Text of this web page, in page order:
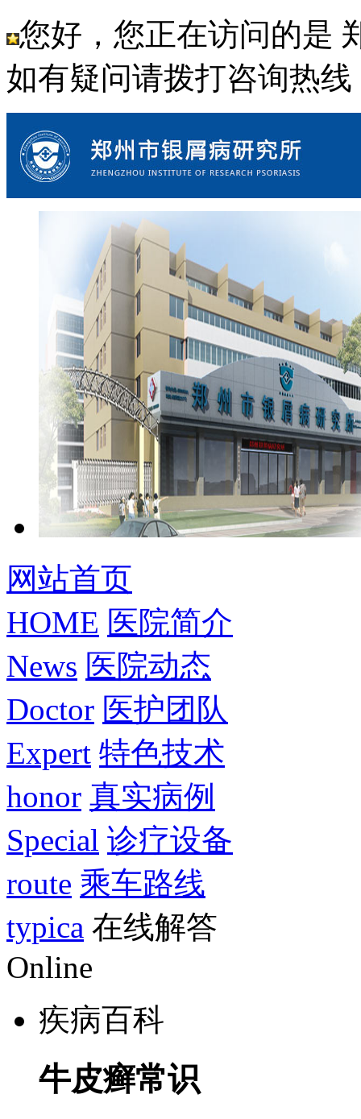
您好，您正在访问的是
如有疑问请拨打咨询热线
网站首页
HOME 医院简介
News 医院动态
Doctor 医护团队
Expert 特色技术
honor 真实病例
Special 诊疗设备
route 乘车路线
typica 在线解答
Online
疾病百科
牛皮癣常识